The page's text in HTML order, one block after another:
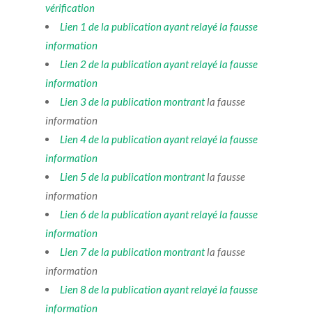
vérification
Lien 1 de la publication ayant relayé la fausse
information
Lien 2 de la publication ayant relayé la fausse
information
Lien 3 de la publicationmontrantla fausse
information
Lien 4 de la publication ayant relayé la fausse
information
Lien 5 de la publicationmontrantla fausse
information
Lien 6 de la publication ayant relayé la fausse
information
Lien 7 de la publicationmontrantla fausse
information
Lien 8 de la publication ayant relayé la fausse
information